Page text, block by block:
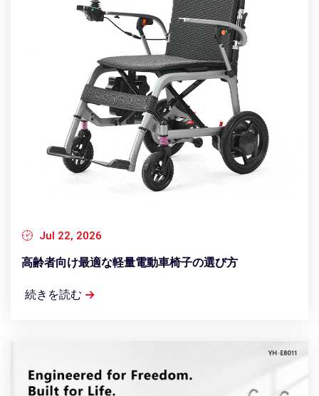
Jul 22, 2026
高齢者向け最適な軽量電動車椅子の選び方
続きを読む